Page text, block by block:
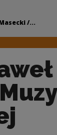
/...